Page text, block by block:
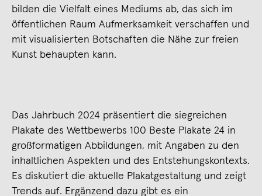
bilden die Vielfalt eines Mediums ab, das sich im
öffentlichen Raum Aufmerksamkeit verschaffen und
mit visualisierten Botschaften die Nähe zur freien
Kunst behaupten kann.
Das Jahrbuch 2024 präsentiert die siegreichen
Plakate des Wettbewerbs 100 Beste Plakate 24 in
großformatigen Abbildungen, mit Angaben zu den
inhaltlichen Aspekten und des Entstehungskontexts.
Es diskutiert die aktuelle Plakatgestaltung und zeigt
Trends auf. Ergänzend dazu gibt es ein